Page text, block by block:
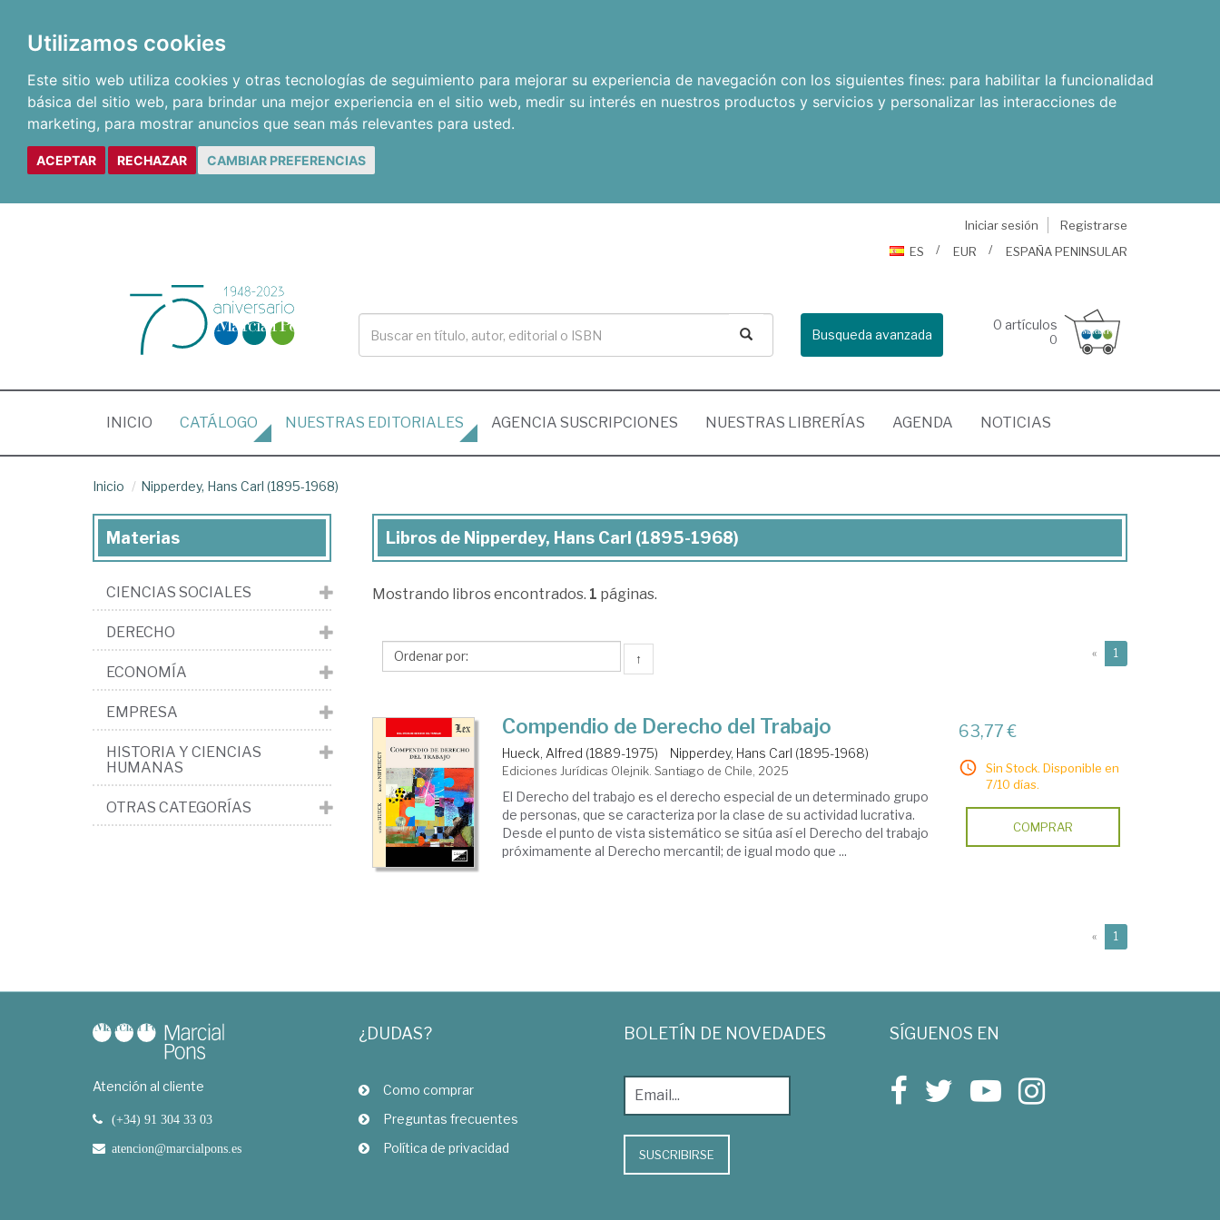
Utilizamos cookies
Este sitio web utiliza cookies y otras tecnologías de seguimiento para mejorar su experiencia de navegación con los siguientes fines: para habilitar la funcionalidad
básica del sitio web, para brindar una mejor experiencia en el sitio web, medir su interés en nuestros productos y servicios y personalizar las interacciones de
marketing, para mostrar anuncios que sean más relevantes para usted.
ACEPTAR RECHAZAR CAMBIAR PREFERENCIAS
Iniciar sesión
Registrarse
ES
EUR ESPAÑA PENINSULAR
Busqueda avanzada
0 artículos
0
INICIO (CURRENT)
CATÁLOGO NUESTRAS EDITORIALES AGENCIA SUSCRIPCIONES NUESTRAS LIBRERÍAS AGENDA NOTICIAS
Inicio Nipperdey, Hans Carl (1895-1968)
Libros
Nipperdey,
Carl
1968)
Libros de Nipperdey, Hans Carl (1895-1968)
Mostrando libros encontrados. 1 páginas.
↑ « 1
Compendio de Derecho del Trabajo
Hueck, Alfred (1889-1975) Nipperdey, Hans Carl (1895-1968)
Ediciones Jurídicas Olejnik. Santiago de Chile, 2025
El Derecho del trabajo es el derecho especial de un determinado grupo
de personas, que se caracteriza por la clase de su actividad lucrativa.
Desde el punto de vista sistemático se sitúa así el Derecho del trabajo
próximamente al Derecho mercantil; de igual modo que ...
63,77 €
Sin Stock. Disponible en
7/10 días.
COMPRAR
« 1
Materias
CIENCIAS SOCIALES
DERECHO
ECONOMÍA
EMPRESA
HISTORIA Y CIENCIAS
HUMANAS
OTRAS CATEGORÍAS
Atención al cliente
(+34) 91 304 33 03
atencion@marcialpons.es
¿DUDAS?
Como comprar
Preguntas frecuentes
Política de privacidad
BOLETÍN DE NOVEDADES
SUSCRIBIRSE
SÍGUENOS EN